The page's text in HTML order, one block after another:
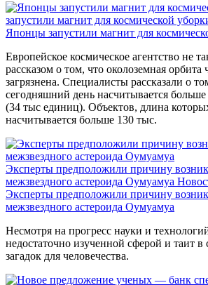
запустили магнит для космической
Японцы запустили магнит для
Европейское космическое агентство не
рассказом о том, что околоземная орбита
загрязнена. Специалисты рассказали о
сегодняшний день насчитывается
(34 тыс единиц). Объектов, длина
насчитывается больше 130 тыс.
Эксперты предположили причину
межзвездного астероида Оумуамуа
Эксперты предположили причину
межзвездного астероида Оумуамуа
Несмотря на прогресс науки и
недостаточно изученной сферой и таит в
загадок для человечества.